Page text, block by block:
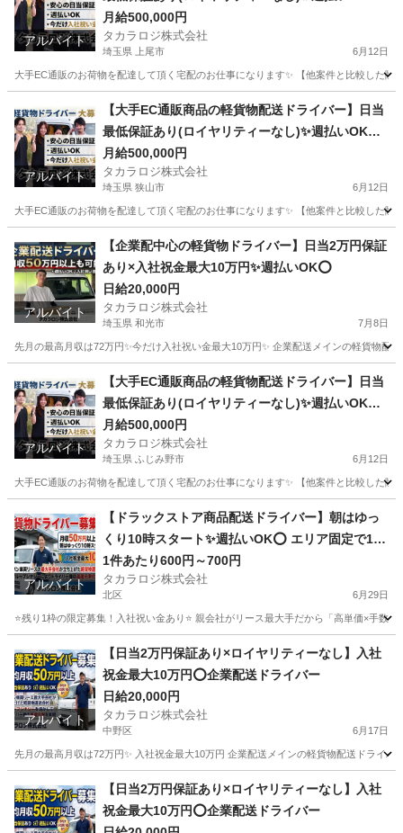
アルバイト
普通免許さえあれば即稼働可
月給500,000円
タカラロジ株式会社
埼玉県 上尾市 6月12日
大手EC通販のお荷物を配達して頂く宅配のお仕事になります✨ 【他案件と比較した
ドライバー 貨物
アルバイト
【大手EC通販商品の軽貨物配送ドライバー】日当
最低保証あり(ロイヤリティーなし)✨週払いOK⭕️
普通免許さえあれば即稼働可
月給500,000円
タカラロジ株式会社
埼玉県 狭山市 6月12日
大手EC通販のお荷物を配達して頂く宅配のお仕事になります✨ 【他案件と比較した
ドライバー 貨物
アルバイト
【企業配中心の軽貨物ドライバー】日当2万円保証
あり×入社祝金最大10万円✨週払いOK⭕️
日給20,000円
タカラロジ株式会社
埼玉県 和光市 7月8日
先月の最高月収は72万円✨今だけ入社祝い金最大10万円✨ 企業配送メインの軽貨物配
ドライバー 貨物
アルバイト
【大手EC通販商品の軽貨物配送ドライバー】日当
最低保証あり(ロイヤリティーなし)✨週払いOK⭕️
普通免許さえあれば即稼働可
月給500,000円
タカラロジ株式会社
埼玉県 ふじみ野市 6月12日
大手EC通販のお荷物を配達して頂く宅配のお仕事になります✨ 【他案件と比較した
ふじみ野市 ドライバー 貨物
アルバイト
【ドラックストア商品配送ドライバー】朝はゆっ
くり10時スタート✨週払いOK⭕️ エリア固定で15
分圏内／月収40万〜60万円
1件あたり600円～700円
タカラロジ株式会社
北区 6月29日
⭐️残り1枠の限定募集！入社祝い金あり⭐️ 親会社がリース最大手だから「高単価×手数
ドライバー 手数料
アルバイト
【日当2万円保証あり×ロイヤリティーなし】入社
祝金最大10万円⭕️企業配送ドライバー
日給20,000円
タカラロジ株式会社
中野区 6月17日
先月の最高月収は72万円✨ 入社祝金最大10万円 企業配送メインの軽貨物配送ドライ
配送 貨物
【日当2万円保証あり×ロイヤリティーなし】入社
祝金最大10万円⭕️企業配送ドライバー